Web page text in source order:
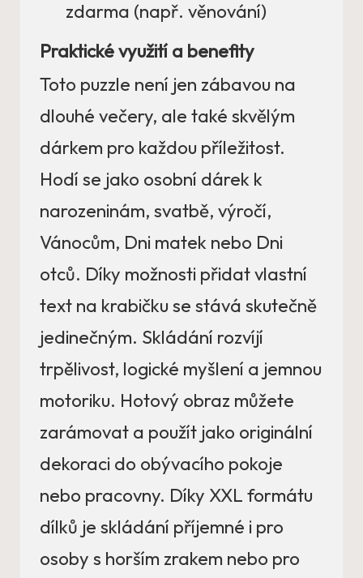
zdarma (např. věnování)
Praktické využití a benefity
Toto puzzle není jen zábavou na
dlouhé večery, ale také skvělým
dárkem pro každou příležitost.
Hodí se jako osobní dárek k
narozeninám, svatbě, výročí,
Vánocům, Dni matek nebo Dni
otců. Díky možnosti přidat vlastní
text na krabičku se stává skutečně
jedinečným. Skládání rozvíjí
trpělivost, logické myšlení a jemnou
motoriku. Hotový obraz můžete
zarámovat a použít jako originální
dekoraci do obývacího pokoje
nebo pracovny. Díky XXL formátu
dílků je skládání příjemné i pro
osoby s horším zrakem nebo pro